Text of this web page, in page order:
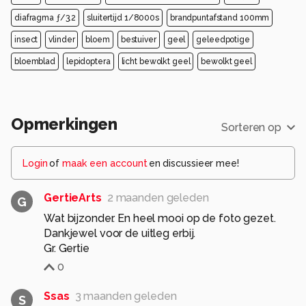
diafragma ƒ/3.2 sluitertijd 1/8000s brandpuntafstand 100mm
insect vlinder bloem bestuiver geel geleedpotige
bloemblad lepidoptera licht bewolkt geel bewolkt geel
Opmerkingen Sorteren op
Loginof maak een account en discussieer mee!
G GertieArts 2 maanden geleden
Wat bijzonder. En heel mooi op de foto gezet.
Dankjewel voor de uitleg erbij.
Gr. Gertie
0
S Ssas 3 maanden geleden